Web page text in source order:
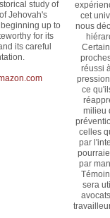
study of
Jehovah's
up to
for its
its careful
cet
nous
réussi
ce
milieu
celles
par
par
sera